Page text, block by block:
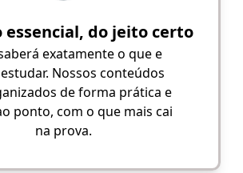
essencial, do jeito certo
exatamente o que e
Nossos conteúdos
de forma prática e
ponto, com o que mais cai
na prova.